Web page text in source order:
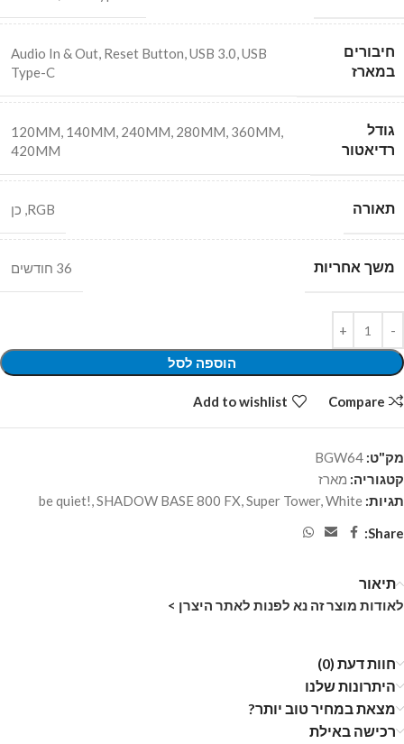
חיבורים
במארז
Audio In & Out Reset Button USB 3.0 USB
Type-C
גודל
רדיאטור
120MM 140MM 240MM 280MM 360MM
420MM
תאורה RGB
, כן
משך אחריות 36 חודשים
הוספה לסל
Compare
Add to wishlist
מק"ט: BGW64
קטגוריה: מארז
תגיות:
be quiet!,SHADOW BASE 800 FX,Super Tower,White
Share:
תיאור
לאודות מוצר זה נא לפנות לאתר היצרן >
חוות דעת (0)
היתרונות שלנו
מצאת במחיר טוב יותר?
רכישה באילת